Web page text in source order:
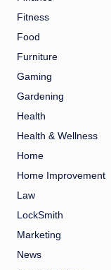
Fitness
Food
Furniture
Gaming
Gardening
Health
Health & Wellness
Home
Home Improvement
Law
LockSmith
Marketing
News